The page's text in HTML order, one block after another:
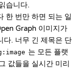
습니다.
한 번만 하면 되는 일
Graph 이미지가
다. 너무 긴 제목은 단
는 모든 플랫
값들을 실시간 미리